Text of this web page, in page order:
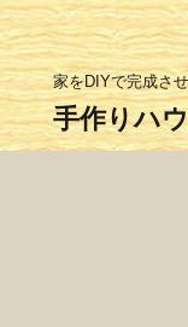
家をDIYで完成さ
手作りハ